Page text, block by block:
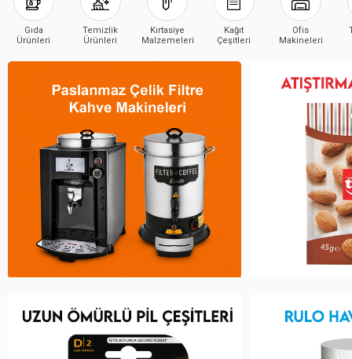
Gıda
Ürünleri
Temizlik
Ürünleri
Kırtasiye
Malzemeleri
Kağıt
Çeşitleri
Ofis
Makineleri